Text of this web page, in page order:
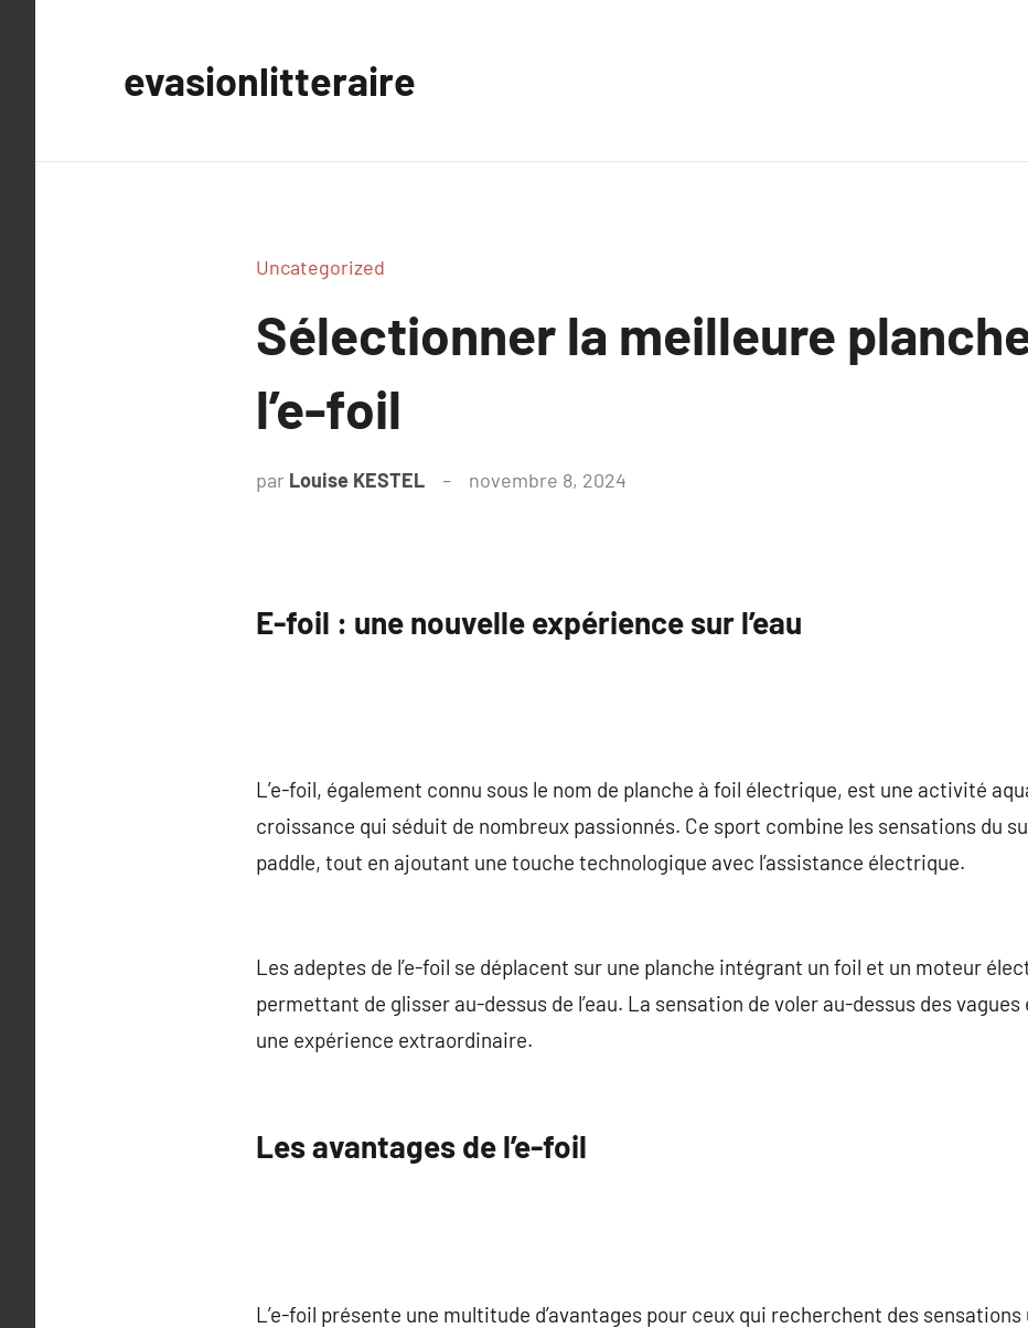
evasionlitteraire
Uncategorized
Sélectionner la meilleure
l’e-foil
par Louise KESTEL novembre 8, 2024
E-foil : une nouvelle expérience sur l’eau
L’e-foil, également connu sous le nom de planche à foil électrique, est une activité
croissance qui séduit de nombreux passionnés. Ce sport combine les sensations du
paddle, tout en ajoutant une touche technologique avec l’assistance électrique.
Les adeptes de l’e-foil se déplacent sur une planche intégrant un foil et un moteur
permettant de glisser au-dessus de l’eau. La sensation de voler au-dessus des
une expérience extraordinaire.
Les avantages de l’e-foil
L’e-foil présente une multitude d’avantages pour ceux qui recherchent des